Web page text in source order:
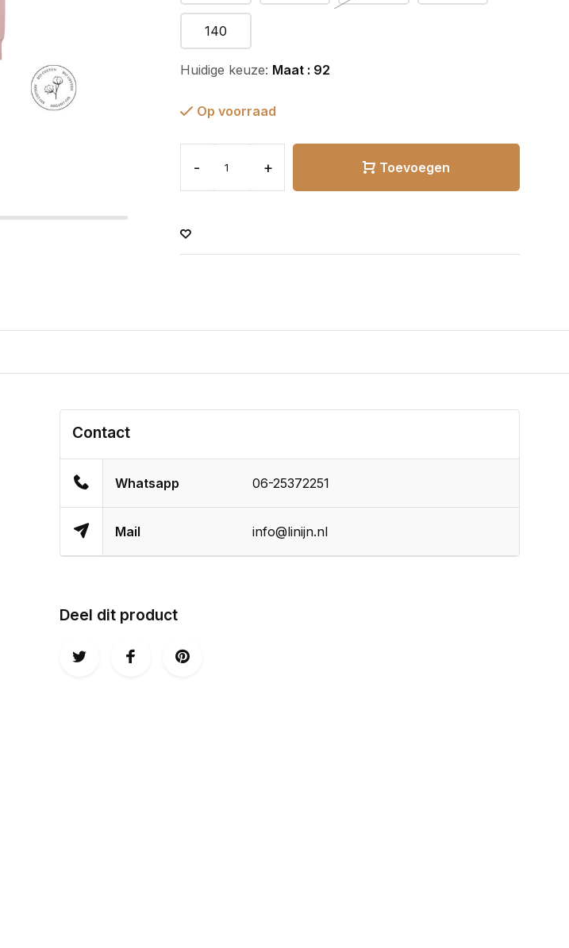
140
Huidige keuze: Maat : 92
Op voorraad
- + Toevoegen
Contact
Whatsapp 06-25372251
Mail info@linijn.nl
Deel dit product